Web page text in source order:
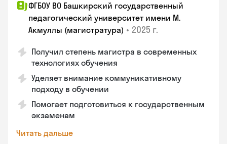
ФГБОУ ВО Башкирский государственный
педагогический университет имени М.
Акмуллы (магистратура) • 2025 г.
Получил степень магистра в современных
технологиях обучения
Уделяет внимание коммуникативному
подходу в обучении
Помогает подготовиться к государственным
экзаменам
Читать дальше